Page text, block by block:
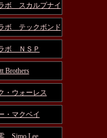
ボ スカルプナイ
ボ テックボンド
ボ ＮＳＰ
Brothers
・ウォーレス
・マクベイ
Simo Lee